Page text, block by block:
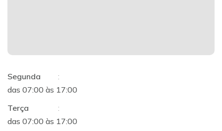
Segunda
:
das 07:00 às 17:00
Terça
:
das 07:00 às 17:00